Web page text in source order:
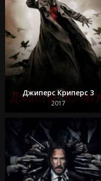
Джиперс Криперс 3
2017